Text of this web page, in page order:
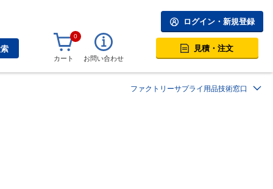
ログイン・新規登録
0
カート お問い合わせ
見積・注文
ファクトリーサプライ用品技術窓口